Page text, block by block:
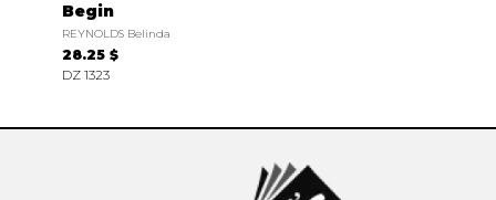
Begin
REYNOLDS Belinda
28.25 $
DZ 1323